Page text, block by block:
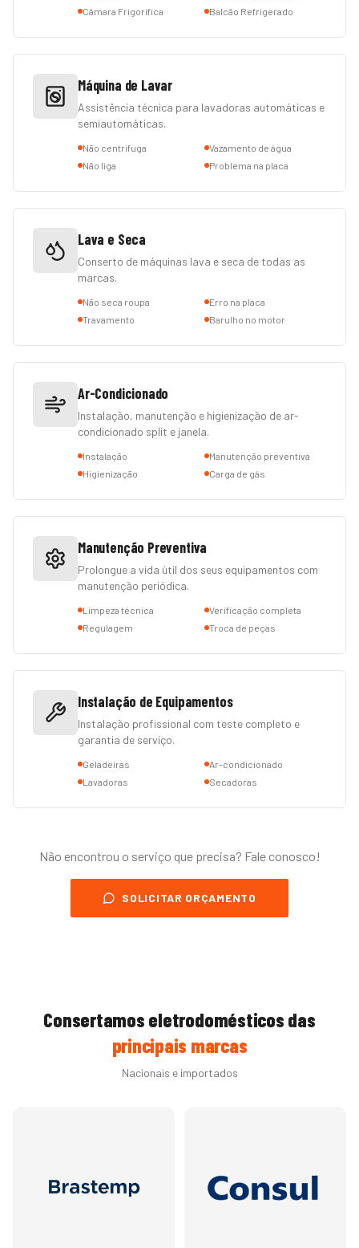
Câmara Frigorífica
Balcão Refrigerado
Máquina de Lavar
Assistência técnica para lavadoras automáticas e
semiautomáticas.
Não centrifuga
Vazamento de água
Não liga
Problema na placa
Lava e Seca
Conserto de máquinas lava e seca de todas as
marcas.
Não seca roupa
Erro na placa
Travamento
Barulho no motor
Ar-Condicionado
Instalação, manutenção e higienização de ar-
condicionado split e janela.
Instalação
Manutenção preventiva
Higienização
Carga de gás
Manutenção Preventiva
Prolongue a vida útil dos seus equipamentos com
manutenção periódica.
Limpeza técnica
Verificação completa
Regulagem
Troca de peças
Instalação de Equipamentos
Instalação profissional com teste completo e
garantia de serviço.
Geladeiras
Ar-condicionado
Lavadoras
Secadoras
Não encontrou o serviço que precisa? Fale conosco!
SOLICITAR ORÇAMENTO
Consertamos eletrodomésticos das
principais marcas
Nacionais e importados